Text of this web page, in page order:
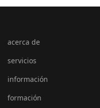
acerca de
servicios
información
formación